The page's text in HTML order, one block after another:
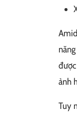
ảnh
Tuy